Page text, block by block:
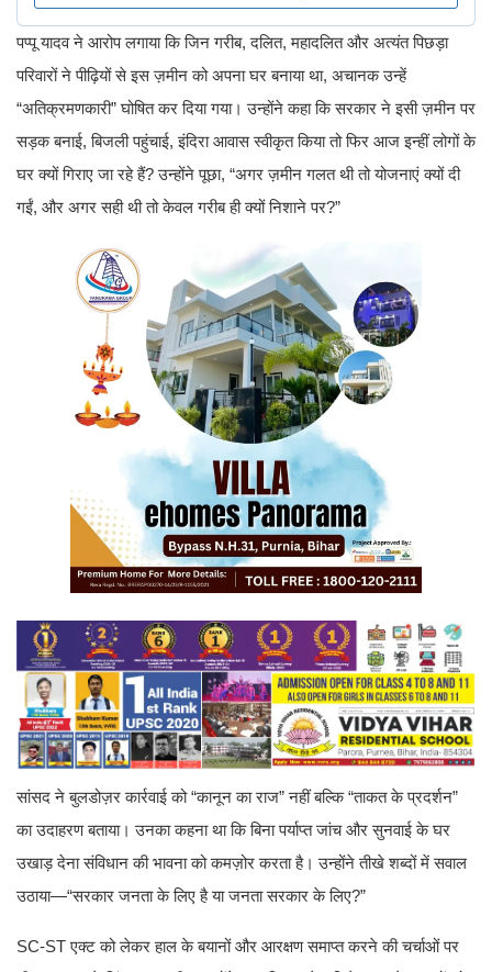
पप्पू यादव ने आरोप लगाया कि जिन गरीब, दलित, महादलित और अत्यंत पिछड़ा
परिवारों ने पीढ़ियों से इस ज़मीन को अपना घर बनाया था, अचानक उन्हें
“अतिक्रमणकारी” घोषित कर दिया गया। उन्होंने कहा कि सरकार ने इसी ज़मीन पर
सड़क बनाई, बिजली पहुंचाई, इंदिरा आवास स्वीकृत किया तो फिर आज इन्हीं लोगों के
घर क्यों गिराए जा रहे हैं? उन्होंने पूछा, “अगर ज़मीन गलत थी तो योजनाएं क्यों दी
गईं, और अगर सही थी तो केवल गरीब ही क्यों निशाने पर?”
सांसद ने बुलडोज़र कार्रवाई को “कानून का राज” नहीं बल्कि “ताकत के प्रदर्शन”
का उदाहरण बताया। उनका कहना था कि बिना पर्याप्त जांच और सुनवाई के घर
उखाड़ देना संविधान की भावना को कमज़ोर करता है। उन्होंने तीखे शब्दों में सवाल
उठाया—“सरकार जनता के लिए है या जनता सरकार के लिए?”
SC-ST एक्ट को लेकर हाल के बयानों और आरक्षण समाप्त करने की चर्चाओं पर